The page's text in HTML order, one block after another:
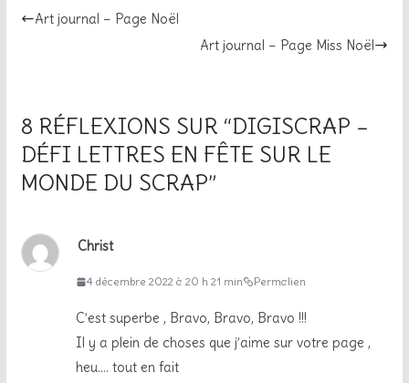
Art journal – Page Noël
Art journal – Page Miss Noël
8 RÉFLEXIONS SUR “DIGISCRAP –
DÉFI LETTRES EN FÊTE SUR LE
MONDE DU SCRAP”
Christ
4 décembre 2022 à 20 h 21 min Permalien
C’est superbe , Bravo, Bravo, Bravo !!!
Il y a plein de choses que j’aime sur votre page ,
heu…. tout en fait